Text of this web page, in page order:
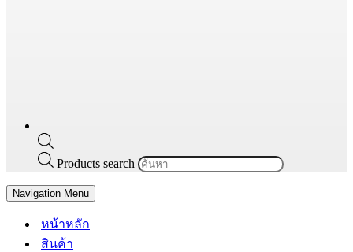
Products search
Navigation Menu
หน้าหลัก
สินค้า